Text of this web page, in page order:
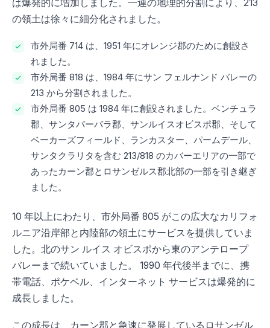
は爆発的に増加しました。一連の地理的分割により、213
の領土は徐々に細分化されました。
市外局番 714 は、1951 年にオレンジ郡のために創設さ
れました。
市外局番 818 は、1984 年にサン フェルナンド バレーの
213 から分割されました。
市外局番 805 は 1984 年に創設されました。ベンチュラ
郡、サンタバーバラ郡、サンルイスオビスポ郡、そして
ベーカーズフィールド、ランカスター、パームデール、
サンタクラリタを含む 213/818 のカバーエリアの一部で
あったカーン郡とロサンゼルス郡北部の一部を引き継ぎ
ました。
10 年以上にわたり、市外局番 805 がこの広大なカリフォ
ルニア沿岸部と内陸部の領土にサービスを提供していま
した。北のサン ルイス オビスポから東のアンテロープ
バレーまで続いていました。 1990 年代後半までに、携
帯電話、ポケベル、インターネット サービスは爆発的に
成長しました。
この成長は、カーン郡と急速に発展しているロサンゼル